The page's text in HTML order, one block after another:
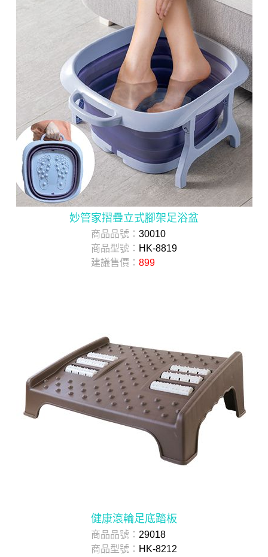
妙管家摺疊立式腳架足浴盆
商品品號： 30010
商品型號： HK-8819
建議售價： 899
健康滾輪足底踏板
商品品號： 29018
商品型號： HK-8212